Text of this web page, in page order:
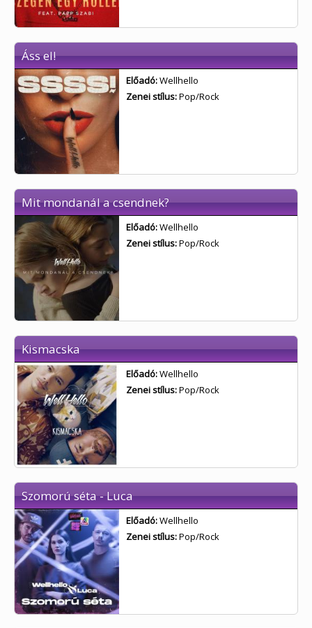
Áss el!
Előadó:Wellhello
Zenei stílus:Pop/Rock
Mit mondanál a csendnek?
Előadó:Wellhello
Zenei stílus:Pop/Rock
Kismacska
Előadó:Wellhello
Zenei stílus:Pop/Rock
Szomorú séta - Luca
Előadó:Wellhello
Zenei stílus:Pop/Rock